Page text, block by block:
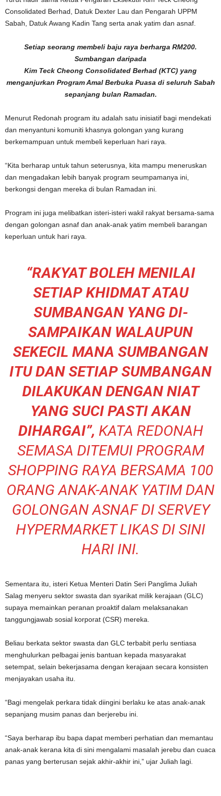
Consolidated Berhad, Datuk Dexter Lau dan Pengarah UPPM
Sabah, Datuk Awang Kadin Tang serta anak yatim dan asnaf.
Setiap seorang membeli baju raya berharga RM200.
Sumbangan daripada
Kim Teck Cheong Consolidated Berhad (KTC) yang
menganjurkan Program Amal Berbuka Puasa di seluruh Sabah
sepanjang bulan Ramadan.
Menurut Redonah program itu adalah satu inisiatif bagi mendekati
dan menyantuni komuniti khasnya golongan yang kurang
berkemampuan untuk membeli keperluan hari raya.
“Kita berharap untuk tahun seterusnya, kita mampu meneruskan
dan mengadakan lebih banyak program seumpamanya ini,
berkongsi dengan mereka di bulan Ramadan ini.
Program ini juga melibatkan isteri-isteri wakil rakyat bersama-sama
dengan golongan asnaf dan anak-anak yatim membeli barangan
keperluan untuk hari raya.
“RAKYAT BOLEH MENILAI
SETIAP KHIDMAT ATAU
SUMBANGAN YANG DI-
SAMPAIKAN WALAUPUN
SEKECIL MANA SUMBANGAN
ITU DAN SETIAP SUMBANGAN
DILAKUKAN DENGAN NIAT
YANG SUCI PASTI AKAN
DIHARGAI”, KATA REDONAH
SEMASA DITEMUI PROGRAM
SHOPPING RAYA BERSAMA 100
ORANG ANAK-ANAK YATIM DAN
GOLONGAN ASNAF DI SERVEY
HYPERMARKET LIKAS DI SINI
HARI INI.
Sementara itu, isteri Ketua Menteri Datin Seri Panglima Juliah
Salag menyeru sektor swasta dan syarikat milik kerajaan (GLC)
supaya memainkan peranan proaktif dalam melaksanakan
tanggungjawab sosial korporat (CSR) mereka.
Beliau berkata sektor swasta dan GLC terbabit perlu sentiasa
menghulurkan pelbagai jenis bantuan kepada masyarakat
setempat, selain bekerjasama dengan kerajaan secara konsisten
menjayakan usaha itu.
“Bagi mengelak perkara tidak diingini berlaku ke atas anak-anak
sepanjang musim panas dan berjerebu ini.
“Saya berharap ibu bapa dapat memberi perhatian dan memantau
anak-anak kerana kita di sini mengalami masalah jerebu dan cuaca
panas yang berterusan sejak akhir-akhir ini,” ujar Juliah lagi.